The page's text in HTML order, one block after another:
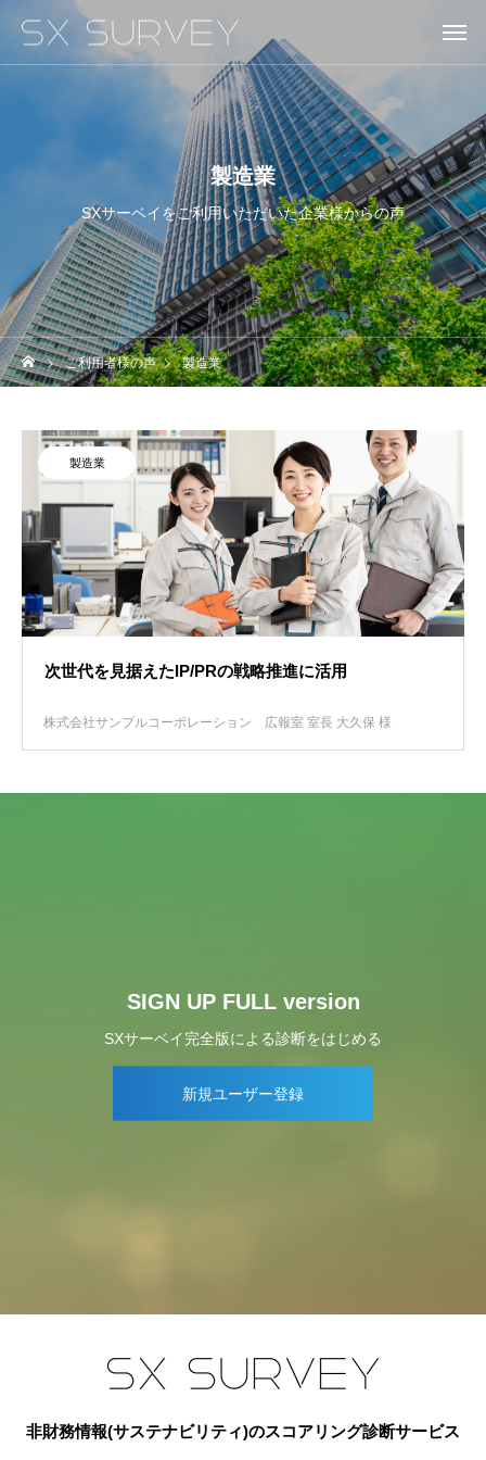
製造業
SXサーベイをご利用いただいた企業様からの声
ご利用者様の声 製造業
製造業
次世代を見据えたIP/PRの戦略推進に活用
株式会社サンプルコーポレーション 広報室 室長 大久保 様
SIGN UP FULL version
SXサーベイ完全版による診断をはじめる
新規ユーザー登録
非財務情報(サステナビリティ)のスコアリング診断サービス